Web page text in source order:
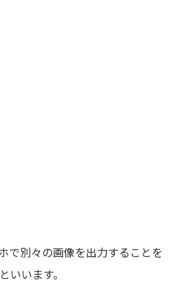
で別々の画像を出力することを
といいます。